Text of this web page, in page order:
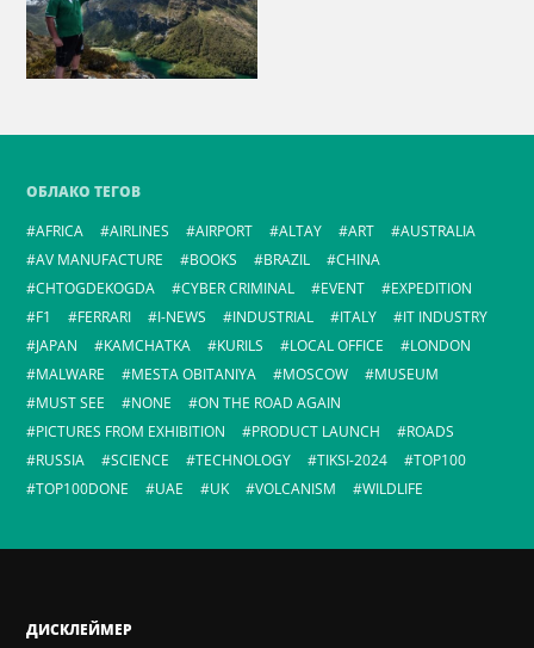
ОБЛАКО ТЕГОВ
AFRICA
AIRLINES AIRPORT ALTAY ART
AUSTRALIA
AV MANUFACTURE
BOOKS BRAZIL
CHINA
CHTOGDEKOGDA
CYBER CRIMINAL EVENT
EXPEDITION
F1
FERRARI I-NEWS INDUSTRIAL ITALY
IT INDUSTRY
JAPAN
KAMCHATKA KURILS LOCAL OFFICE
LONDON
MALWARE
MESTA OBITANIYA MOSCOW
MUSEUM
MUST SEE
NONE
ON THE ROAD AGAIN
PICTURES FROM EXHIBITION
PRODUCT LAUNCH
ROADS
RUSSIA
SCIENCE TECHNOLOGY TIKSI-2024
TOP100
TOP100DONE
UAE UK VOLCANISM WILDLIFE
ДИСКЛЕЙМЕР